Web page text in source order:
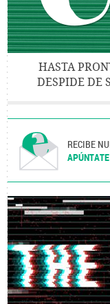
HASTA
DESPIDE DE
RECIBE